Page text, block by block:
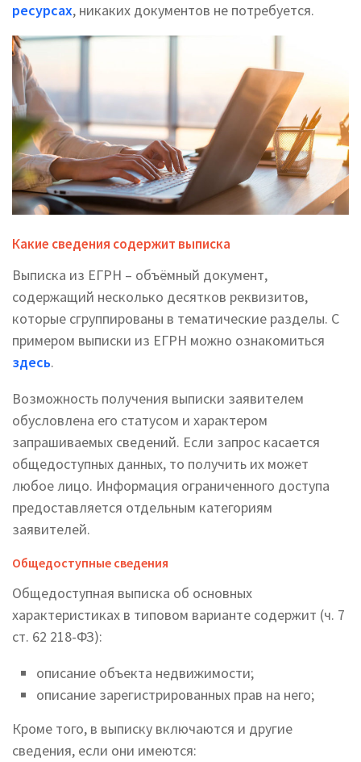
ресурсах, никаких документов не потребуется.
Какие сведения содержит выписка
Выписка из ЕГРН – объёмный документ,
содержащий несколько десятков реквизитов,
которые сгруппированы в тематические разделы. С
примером выписки из ЕГРН можно ознакомиться
здесь.
Возможность получения выписки заявителем
обусловлена его статусом и характером
запрашиваемых сведений. Если запрос касается
общедоступных данных, то получить их может
любое лицо. Информация ограниченного доступа
предоставляется отдельным категориям
заявителей.
Общедоступные сведения
Общедоступная выписка об основных
характеристиках в типовом варианте содержит (ч. 7
ст. 62 218-ФЗ):
описание объекта недвижимости;
описание зарегистрированных прав на него;
Кроме того, в выписку включаются и другие
сведения, если они имеются: